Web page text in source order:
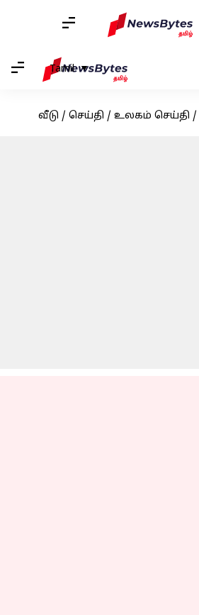
Tamil
வீடு / செய்தி / உலகம் செய்தி /